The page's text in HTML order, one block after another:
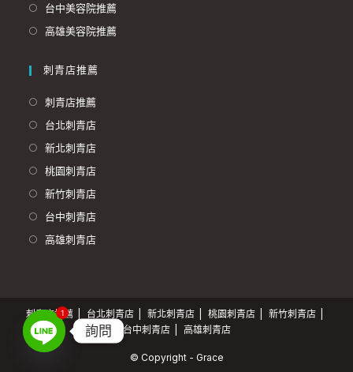
台中美容院推薦
高雄美容院推薦
刺青店推薦
刺青店推薦
台北刺青店
新北刺青店
桃園刺青店
新竹刺青店
台中刺青店
高雄刺青店
刺青店推薦 台北刺青店 新北刺青店 桃園刺青店
新竹刺青店
台中刺青店
高雄刺青店
© Copyright - Grace
1
詢問